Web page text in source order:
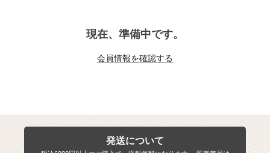
現在、準備中です。
会員情報を確認する
発送について